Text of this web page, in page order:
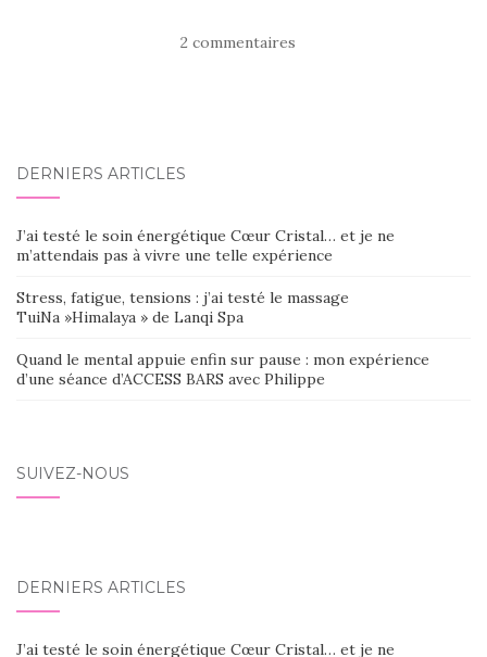
2 commentaires
DERNIERS ARTICLES
J’ai testé le soin énergétique Cœur Cristal… et je ne
m’attendais pas à vivre une telle expérience
Stress, fatigue, tensions : j’ai testé le massage
TuiNa »Himalaya » de Lanqi Spa
Quand le mental appuie enfin sur pause : mon expérience
d’une séance d’ACCESS BARS avec Philippe
SUIVEZ-NOUS
DERNIERS ARTICLES
J’ai testé le soin énergétique Cœur Cristal… et je ne